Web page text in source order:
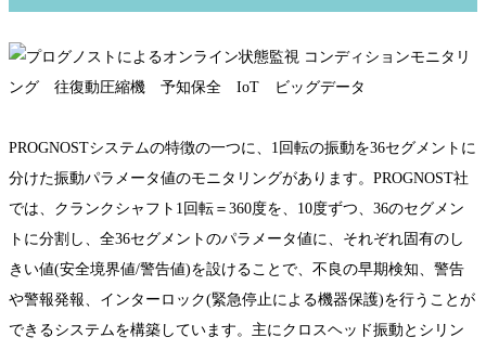
PROGNOSTシステムの特徴の一つに、1回転の振動を36セグメントに
分けた振動パラメータ値のモニタリングがあります。PROGNOST社
では、クランクシャフト1回転＝360度を、10度ずつ、36のセグメン
トに分割し、全36セグメントのパラメータ値に、それぞれ固有のし
きい値(安全境界値/警告値)を設けることで、不良の早期検知、警告
や警報発報、インターロック(緊急停止による機器保護)を行うことが
できるシステムを構築しています。主にクロスヘッド振動とシリン